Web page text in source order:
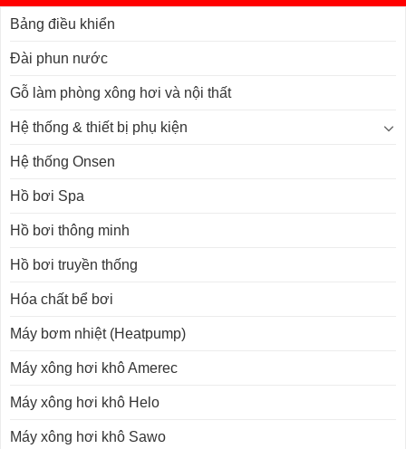
Bảng điều khiển
Đài phun nước
Gỗ làm phòng xông hơi và nội thất
Hệ thống & thiết bị phụ kiện
Hệ thống Onsen
Hồ bơi Spa
Hồ bơi thông minh
Hồ bơi truyền thống
Hóa chất bể bơi
Máy bơm nhiệt (Heatpump)
Máy xông hơi khô Amerec
Máy xông hơi khô Helo
Máy xông hơi khô Sawo